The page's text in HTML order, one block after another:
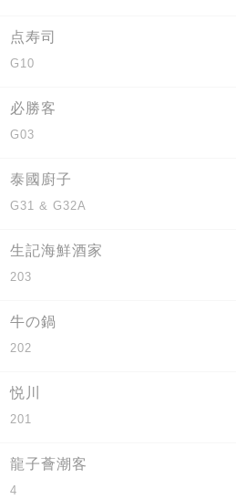
点寿司
G10
必勝客
G03
泰國廚子
G31 & G32A
生記海鮮酒家
203
牛の鍋
202
悦川
201
龍子薈潮客
4